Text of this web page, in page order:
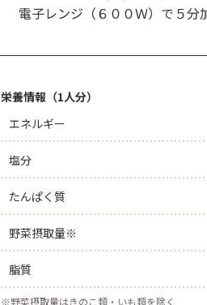
電子レンジ（６００Ｗ）で５分
栄養情報（1人分）
エネルギー
塩分
たんぱく質
野菜摂取量※
脂質
※野菜摂取量はきのこ類・いも類を除く